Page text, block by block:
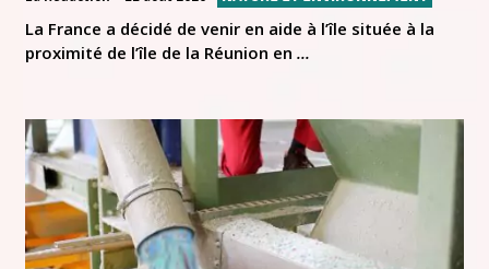
La France a décidé de venir en aide à l’île située à la
proximité de l’île de la Réunion en ...